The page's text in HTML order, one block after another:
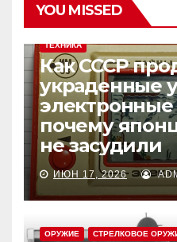
YOU MISSED
ТЕХНИКА
Как СССР
украденные
почему
не засудили
ИЮН 17, 2026
ОРУЖИЕ СТРЕЛКОВОЕ